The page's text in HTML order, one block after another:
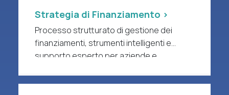
Strategia di Finanziamento >
Processo strutturato di gestione dei
finanziamenti, strumenti intelligenti e
supporto esperto per aziende e
di R&S